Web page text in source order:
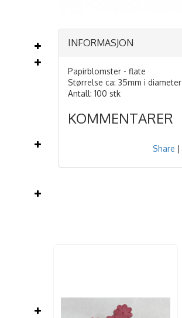
INFORMASJON
Papirblomster - flate
Størrelse ca: 35mm i diameter
Antall: 100 stk
KOMMENTARER
Share |